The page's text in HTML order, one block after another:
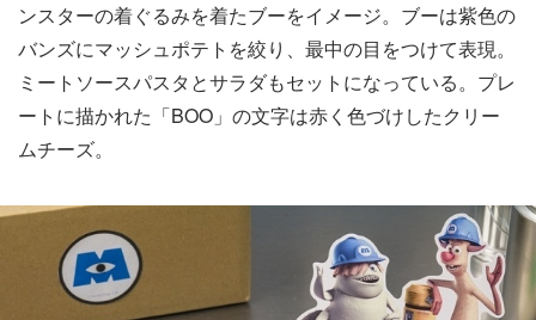
ンスターの着ぐるみを着たブーをイメージ。ブーは紫色の
バンズにマッシュポテトを絞り、最中の目をつけて表現。
ミートソースパスタとサラダもセットになっている。プレ
ートに描かれた「BOO」の文字は赤く色づけしたクリー
ムチーズ。